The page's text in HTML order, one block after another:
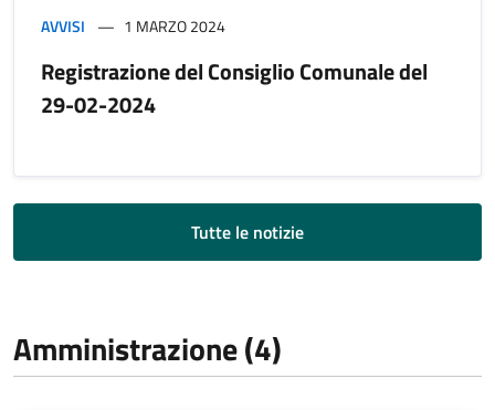
AVVISI 1 MARZO 2024
Registrazione del Consiglio Comunale del
29-02-2024
Tutte le notizie
Amministrazione (4)